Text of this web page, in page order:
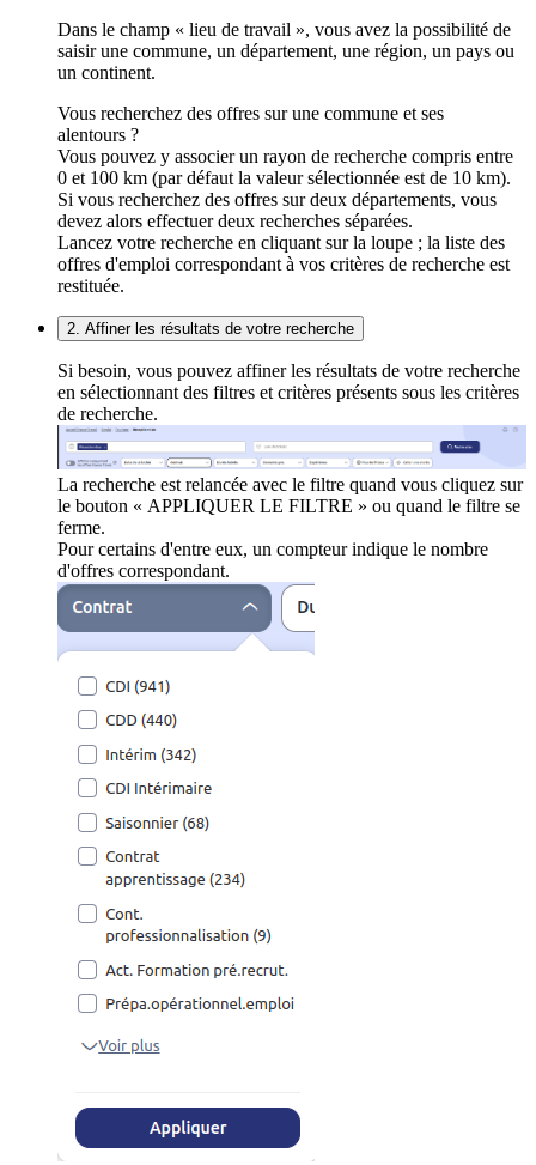
Dans le champ « lieu de travail », vous avez la possibilité de
saisir une commune, un département, une région, un pays ou
un continent.
Vous recherchez des offres sur une commune et ses
alentours ?
Vous pouvez y associer un rayon de recherche compris entre
0 et 100 km (par défaut la valeur sélectionnée est de 10 km).
Si vous recherchez des offres sur deux départements, vous
devez alors effectuer deux recherches séparées.
Lancez votre recherche en cliquant sur la loupe ; la liste des
offres d'emploi correspondant à vos critères de recherche est
restituée.
2. Affiner les résultats de votre recherche
Si besoin, vous pouvez affiner les résultats de votre recherche
en sélectionnant des filtres et critères présents sous les critères
de recherche.
La recherche est relancée avec le filtre quand vous cliquez sur
le bouton « APPLIQUER LE FILTRE » ou quand le filtre se
ferme.
Pour certains d'entre eux, un compteur indique le nombre
d'offres correspondant.